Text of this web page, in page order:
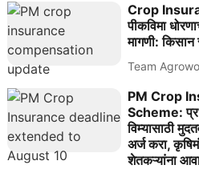
Crop
पीकविमा
मागणी: किसान
Team
PM Crop
Scheme:
विम्यासाठी
अर्ज करा,
शेतकऱ्यांना